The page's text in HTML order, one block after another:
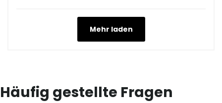
Mehr laden
Häufig gestellte Fragen